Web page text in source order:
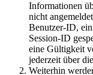
Informationen
nicht
Benutzer-ID,
Session-ID
eine Gültigkeit
jederzeit über
Weiterhin